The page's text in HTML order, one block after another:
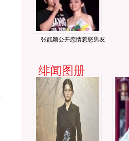
张靓颖公开恋情惹怒男友
绯闻图册